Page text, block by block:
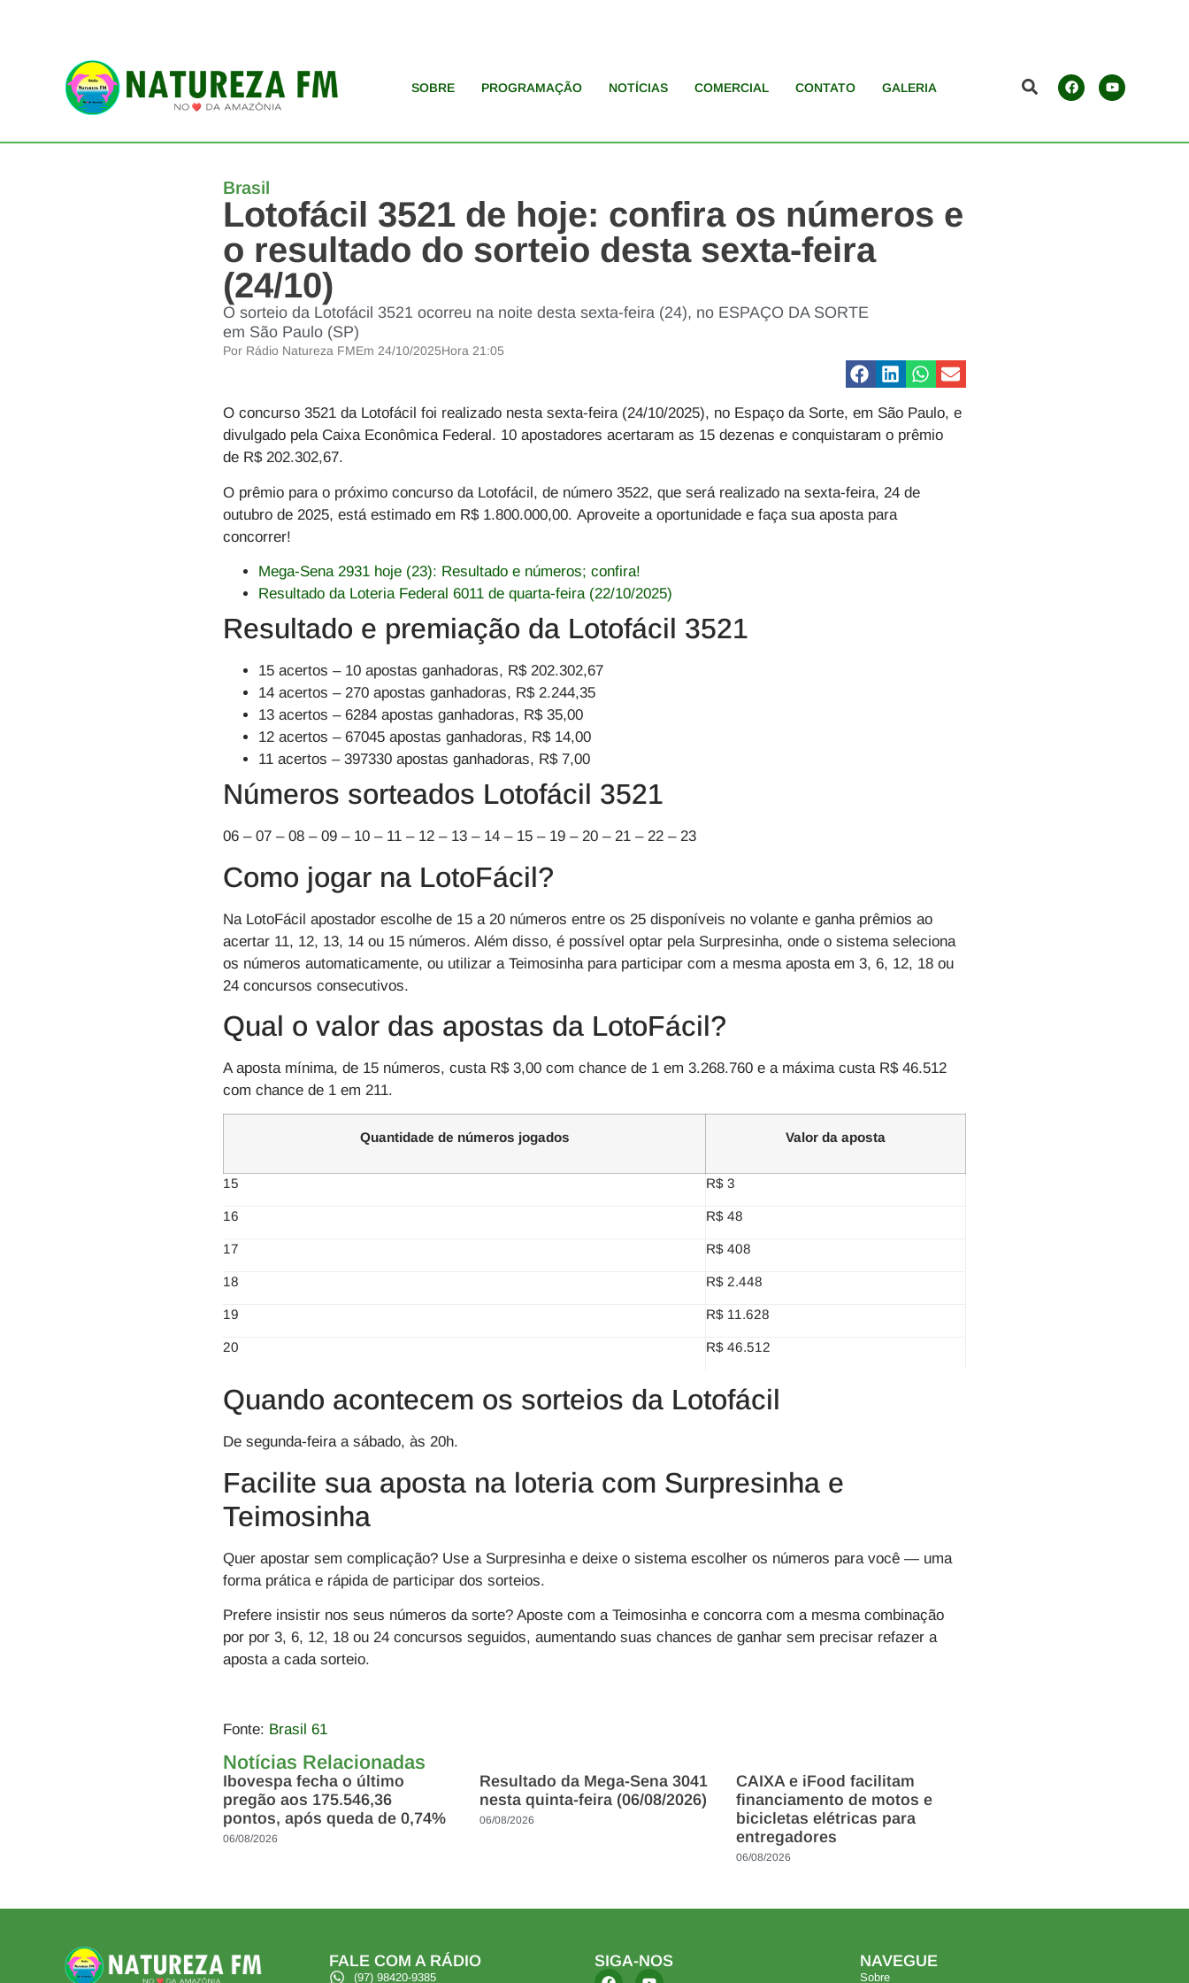
SOBRE PROGRAMAÇÃO NOTÍCIAS COMERCIAL CONTATO GALERIA
Brasil
Lotofácil 3521 de hoje: confira os números e
o resultado do sorteio desta sexta-feira
(24/10)
O sorteio da Lotofácil 3521 ocorreu na noite desta sexta-feira (24), no ESPAÇO DA SORTE
em São Paulo (SP)
Por Rádio Natureza FMEm 24/10/2025Hora 21:05
O concurso 3521 da Lotofácil foi realizado nesta sexta-feira (24/10/2025), no Espaço da Sorte, em São Paulo, e
divulgado pela Caixa Econômica Federal. 10 apostadores acertaram as 15 dezenas e conquistaram o prêmio
de R$ 202.302,67.
O prêmio para o próximo concurso da Lotofácil, de número 3522, que será realizado na sexta-feira, 24 de
outubro de 2025, está estimado em R$ 1.800.000,00. Aproveite a oportunidade e faça sua aposta para
concorrer!
Mega-Sena 2931 hoje (23): Resultado e números; confira!
Resultado da Loteria Federal 6011 de quarta-feira (22/10/2025)
Resultado e premiação da Lotofácil 3521
15 acertos –10 apostas ganhadoras, R$ 202.302,67
14 acertos – 270 apostas ganhadoras, R$ 2.244,35
13 acertos – 6284 apostas ganhadoras, R$ 35,00
12 acertos –67045 apostas ganhadoras, R$ 14,00
11 acertos –397330 apostas ganhadoras, R$ 7,00
Números sorteados Lotofácil 3521
06 – 07 – 08 – 09 – 10 – 11 – 12 – 13 – 14 – 15 – 19 – 20 – 21 – 22 – 23
Como jogar na LotoFácil?
Na LotoFácil apostador escolhe de 15 a 20 números entre os 25 disponíveis no volante e ganha prêmios ao
acertar 11, 12, 13, 14 ou 15 números. Além disso, é possível optar pela Surpresinha, onde o sistema seleciona
os números automaticamente, ou utilizar a Teimosinha para participar com a mesma aposta em 3, 6, 12, 18 ou
24 concursos consecutivos.
Qual o valor das apostas da LotoFácil?
A aposta mínima, de 15 números, custa R$ 3,00 com chance de 1 em 3.268.760 e a máxima custa R$ 46.512
com chance de 1 em 211.
Quantidade de números jogados Valor da aposta
15 R$ 3
16 R$ 48
17 R$ 408
18 R$ 2.448
19 R$ 11.628
20 R$ 46.512
Quando acontecem os sorteios da Lotofácil
De segunda-feira a sábado, às 20h.
Facilite sua aposta na loteria com Surpresinha e
Teimosinha
Quer apostar sem complicação? Use a Surpresinha e deixe o sistema escolher os números para você — uma
forma prática e rápida de participar dos sorteios.
Prefere insistir nos seus números da sorte? Aposte com a Teimosinhae concorra com a mesma combinação
por por 3, 6, 12, 18 ou 24 concursos seguidos, aumentando suas chances de ganhar sem precisar refazer a
aposta a cada sorteio.
Fonte: Brasil 61
Notícias Relacionadas
Ibovespa fecha o último
pregão aos 175.546,36
pontos, após queda de 0,74%
06/08/2026
Resultado da Mega-Sena 3041
nesta quinta-feira (06/08/2026)
06/08/2026
CAIXA e iFood facilitam
financiamento de motos e
bicicletas elétricas para
entregadores
06/08/2026
FALE COM A RÁDIO
(97) 98420-9385
SIGA-NOS NAVEGUE
Sobre